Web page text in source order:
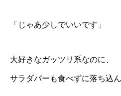
「じゃあ少しでいいです」
大好きなガッツリ系なのに、
サラダバーも食べずに落ち込ん